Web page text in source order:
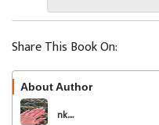
Share This Book On:
About Author
nk....